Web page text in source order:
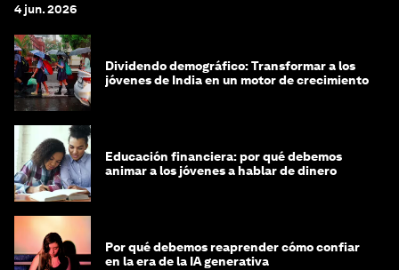
4 jun. 2026
Dividendo demográfico: Transformar a los
jóvenes de India en un motor de crecimiento
Educación financiera: por qué debemos
animar a los jóvenes a hablar de dinero
Por qué debemos reaprender cómo confiar
en la era de la IA generativa